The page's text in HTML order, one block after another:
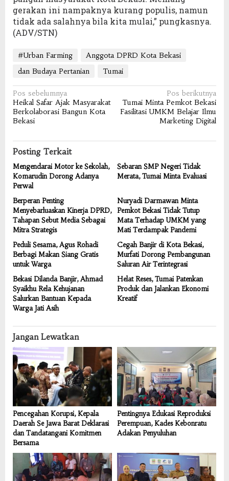
gerakan ini nampaknya kurang populis, namun
tidak ada salahnya bila kita mulai,” pungkasnya.
(ADV/STN)
#Urban Farming
Anggota DPRD Kota Bekasi
dan Budaya Pertanian
Tumai
Navigasi
pos
Pos sebelumnya
Heikal Safar Ajak Masyarakat
Berkolaborasi Bangun Kota
Bekasi
Pos berikutnya
Tumai Minta Pemkot Bekasi
Fasilitasi UMKM Belajar Ilmu
Marketing Digital
Posting Terkait
Mengendarai Motor ke Sekolah,
Komarudin Dorong Adanya
Perwal
Sebaran SMP Negeri Tidak
Merata, Tumai Minta Evaluasi
Berperan Penting
Menyebarluaskan Kinerja DPRD,
Tahapan Sebut Media Sebagai
Mitra Strategis
Nuryadi Darmawan Minta
Pemkot Bekasi Tidak Tutup
Mata Terhadap UMKM yang
Mati Terdampak Pandemi
Peduli Sesama, Agus Rohadi
Berbagi Makan Siang Gratis
untuk Warga
Cegah Banjir di Kota Bekasi,
Murfati Dorong Pembangunan
Saluran Air Terintegrasi
Bekasi Dilanda Banjir, Ahmad
Syaikhu Rela Kehujanan
Salurkan Bantuan Kepada
Warga Jati Asih
Helat Reses, Tumai Patenkan
Produk dan Jalankan Ekonomi
Kreatif
Jangan Lewatkan
Pencegahan Korupsi, Kepala
Daerah Se Jawa Barat Deklarasi
dan Tandatangani Komitmen
Bersama
Pentingnya Edukasi Reproduksi
Perempuan, Kades Kebonratu
Adakan Penyuluhan